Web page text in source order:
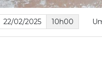
22/02/2025 10h00